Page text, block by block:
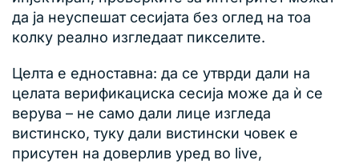
да ја неуспешат сесијата без оглед на тоа
колку реално изгледаат пикселите.
Целта е едноставна: да се утврди дали на
целата верификациска сесија може да ѝ се
верува – не само дали лице изгледа
вистинско, туку дали вистински човек е
присутен на доверлив уред во live,